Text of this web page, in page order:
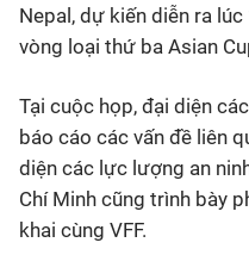
Nepal, dự kiến diễn ra
vòng loại thứ ba Asian
Tại cuộc họp, đại diện
báo cáo các vấn đề liên
diện các lực lượng an
Chí Minh cũng trình bày
khai cùng VFF.